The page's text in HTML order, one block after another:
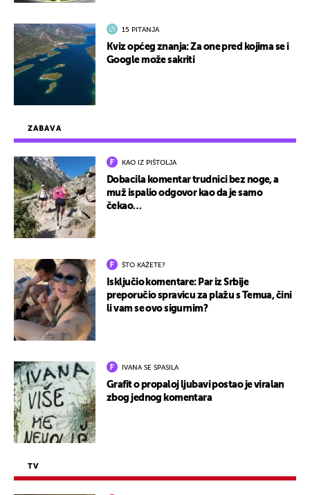
ZABAVA
KAO IZ PIŠTOLJA
Dobacila komentar trudnici bez noge, a
muž ispalio odgovor kao da je samo
čekao…
ŠTO KAŽETE?
Isključio komentare: Par iz Srbije
preporučio spravicu za plažu s Temua, čini
li vam se ovo sigurnim?
IVANA SE SPASILA
Grafit o propaloj ljubavi postao je viralan
zbog jednog komentara
TV
15 PITANJA
Kviz općeg znanja: Za one pred kojima se i
Google može sakriti